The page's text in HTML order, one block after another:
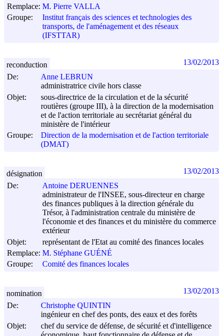
Remplace: M. Pierre VALLA
Groupe:
Institut français des sciences et technologies des
transports, de l'aménagement et des réseaux
(IFSTTAR)
De:
Anne LEBRUN
administratrice civile hors classe
Objet:
sous-directrice de la circulation et de la sécurité
routières (groupe III), à la direction de la modernisation
et de l'action territoriale au secrétariat général du
ministère de l'intérieur
Groupe:
Direction de la modernisation et de l'action territoriale
(DMAT)
reconduction 13/02/2013
De:
Antoine DERUENNES
administrateur de l'INSEE, sous-directeur en charge
des finances publiques à la direction générale du
Trésor, à l'administration centrale du ministère de
l'économie et des finances et du ministère du commerce
extérieur
Objet:
représentant de l'Etat au comité des finances locales
Remplace: M. Stéphane GUÉNÉ
Groupe:
Comité des finances locales
désignation 13/02/2013
De:
Christophe QUINTIN
ingénieur en chef des ponts, des eaux et des forêts
Objet:
chef du service de défense, de sécurité et d'intelligence
nomination 13/02/2013